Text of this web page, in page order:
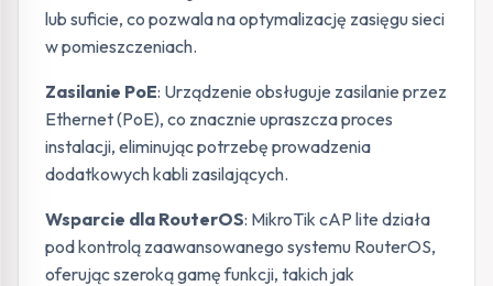
lub suficie, co pozwala na optymalizację zasięgu sieci
w pomieszczeniach.
Zasilanie PoE: Urządzenie obsługuje zasilanie przez
Ethernet (PoE), co znacznie upraszcza proces
instalacji, eliminując potrzebę prowadzenia
dodatkowych kabli zasilających.
Wsparcie dla RouterOS: MikroTik cAP lite działa
pod kontrolą zaawansowanego systemu RouterOS,
oferując szeroką gamę funkcji, takich jak